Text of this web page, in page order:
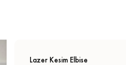
Lazer Kesim Elbise